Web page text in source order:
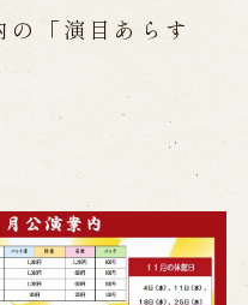
「演目あらす